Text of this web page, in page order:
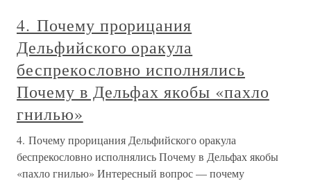
4. Почему прорицания
Дельфийского оракула
беспрекословно исполнялись
Почему в Дельфах якобы «пахло
гнилью»
4. Почему прорицания Дельфийского оракула
беспрекословно исполнялись Почему в Дельфах якобы
«пахло гнилью» Интересный вопрос — почему